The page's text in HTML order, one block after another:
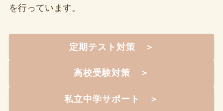
を行っています。
定期テスト対策 ＞
高校受験対策 ＞
私立中学サポート ＞